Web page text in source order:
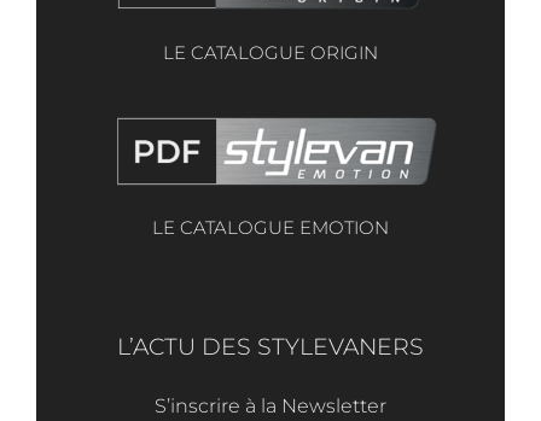
LE CATALOGUE ORIGIN
LE CATALOGUE EMOTION
L’ACTU DES STYLEVANERS
S’inscrire à la Newsletter